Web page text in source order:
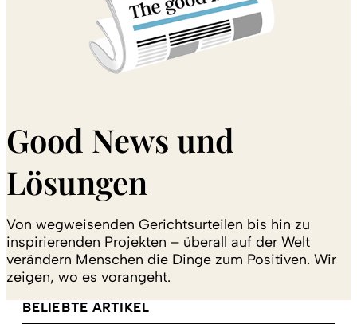
Good News und
Lösungen
Von wegweisenden Gerichtsurteilen bis hin zu
inspirierenden Projekten – überall auf der Welt
verändern Menschen die Dinge zum Positiven. Wir
zeigen, wo es vorangeht.
BELIEBTE ARTIKEL